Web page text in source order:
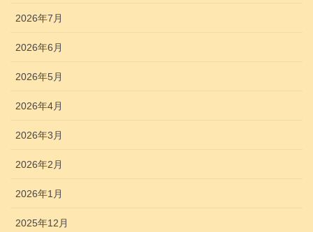
2026年7月
2026年6月
2026年5月
2026年4月
2026年3月
2026年2月
2026年1月
2025年12月